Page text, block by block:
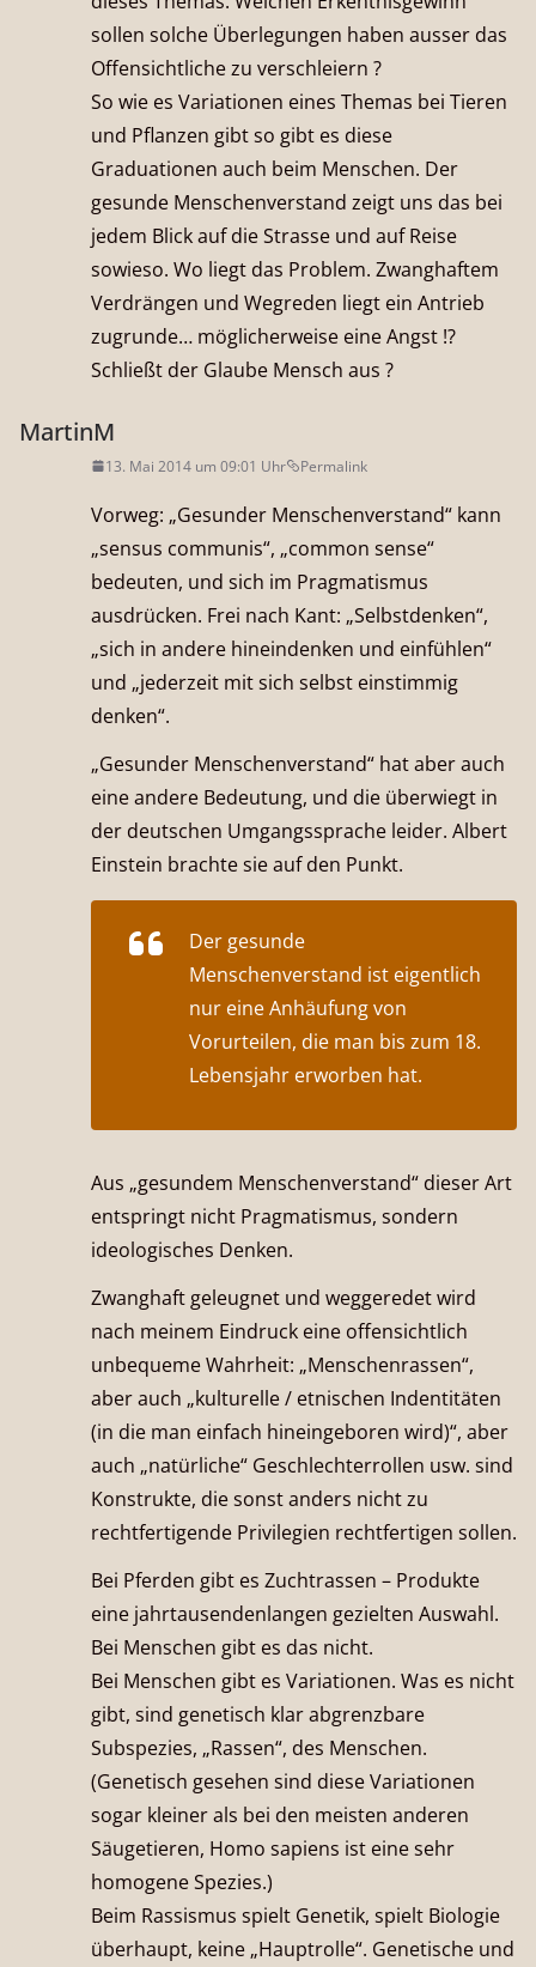
sollen solche Überlegungen haben ausser das
Offensichtliche zu verschleiern ?
So wie es Variationen eines Themas bei Tieren
und Pflanzen gibt so gibt es diese
Graduationen auch beim Menschen. Der
gesunde Menschenverstand zeigt uns das bei
jedem Blick auf die Strasse und auf Reise
sowieso. Wo liegt das Problem. Zwanghaftem
Verdrängen und Wegreden liegt ein Antrieb
zugrunde… möglicherweise eine Angst !?
Schließt der Glaube Mensch aus ?
MartinM
13. Mai 2014 um 09:01 Uhr Permalink
Vorweg: „Gesunder Menschenverstand“ kann
„sensus communis“, „common sense“
bedeuten, und sich im Pragmatismus
ausdrücken. Frei nach Kant: „Selbstdenken“,
„sich in andere hineindenken und einfühlen“
und „jederzeit mit sich selbst einstimmig
denken“.
„Gesunder Menschenverstand“ hat aber auch
eine andere Bedeutung, und die überwiegt in
der deutschen Umgangssprache leider. Albert
Einstein brachte sie auf den Punkt.
Der gesunde
Menschenverstand ist eigentlich
nur eine Anhäufung von
Vorurteilen, die man bis zum 18.
Lebensjahr erworben hat.
Aus „gesundem Menschenverstand“ dieser Art
entspringt nicht Pragmatismus, sondern
ideologisches Denken.
Zwanghaft geleugnet und weggeredet wird
nach meinem Eindruck eine offensichtlich
unbequeme Wahrheit: „Menschenrassen“,
aber auch „kulturelle / etnischen Indentitäten
(in die man einfach hineingeboren wird)“, aber
auch „natürliche“ Geschlechterrollen usw. sind
Konstrukte, die sonst anders nicht zu
rechtfertigende Privilegien rechtfertigen sollen.
Bei Pferden gibt es Zuchtrassen – Produkte
eine jahrtausendenlangen gezielten Auswahl.
Bei Menschen gibt es das nicht.
Bei Menschen gibt es Variationen. Was es nicht
gibt, sind genetisch klar abgrenzbare
Subspezies, „Rassen“, des Menschen.
(Genetisch gesehen sind diese Variationen
sogar kleiner als bei den meisten anderen
Säugetieren, Homo sapiens ist eine sehr
homogene Spezies.)
Beim Rassismus spielt Genetik, spielt Biologie
überhaupt, keine „Hauptrolle“. Genetische und